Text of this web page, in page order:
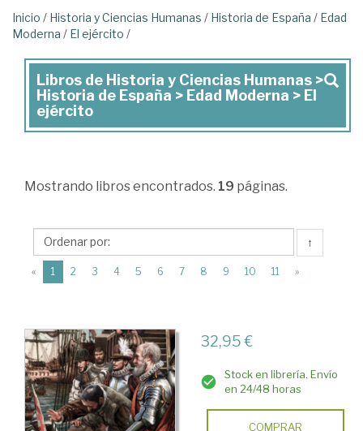
Inicio / Historia y Ciencias Humanas / Historia de España / Edad
Moderna / El ejército /
Libros
de
Historia
Ciencias
>
Historia
de
>
Edad
Moderna
>
Libros de Historia y Ciencias Humanas >
Historia de España > Edad Moderna > El
ejército
Mostrando libros encontrados. 19 páginas.
↑
« 1 (current)
2 3 4 5 6 7 8 9 10 11 »
32,95 €
Stock en librería. Envío
en 24/48 horas
COMPRAR